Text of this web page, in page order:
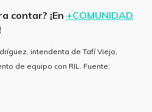
contar? ¡En +COMUNIDAD
intendenta de Tafí Viejo,
de equipo con RIL. Fuente: